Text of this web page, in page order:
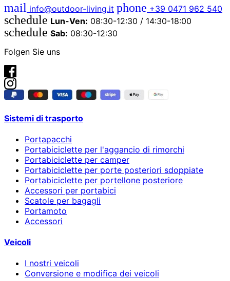
mail info@outdoor-living.it phone +39 0471 962 540
schedule Lun-Ven: 08:30-12:30 / 14:30-18:00
schedule Sab: 08:30-12:30
Folgen Sie uns
Sistemi di trasporto
Portapacchi
Portabiciclette per l'aggancio di rimorchi
Portabiciclette per camper
Portabiciclette per porte posteriori sdoppiate
Portabiciclette per portellone posteriore
Accessori per portabici
Scatole per bagagli
Portamoto
Accessori
Veicoli
I nostri veicoli
Conversione e modifica dei veicoli